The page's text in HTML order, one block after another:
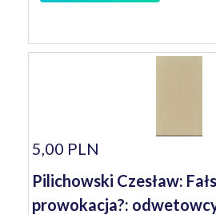
5,00 PLN
Pilichowski Czesław:
prowokacja?: